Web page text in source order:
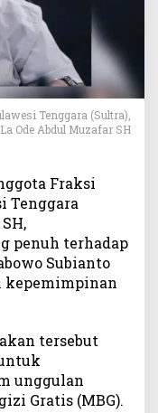
Tenggara (Sultra),
La Ode Abdul Muzafar SH
Fraksi
Tenggara
penuh terhadap
Subianto
kepemimpinan
tersebut
unggulan
Gratis (MBG).